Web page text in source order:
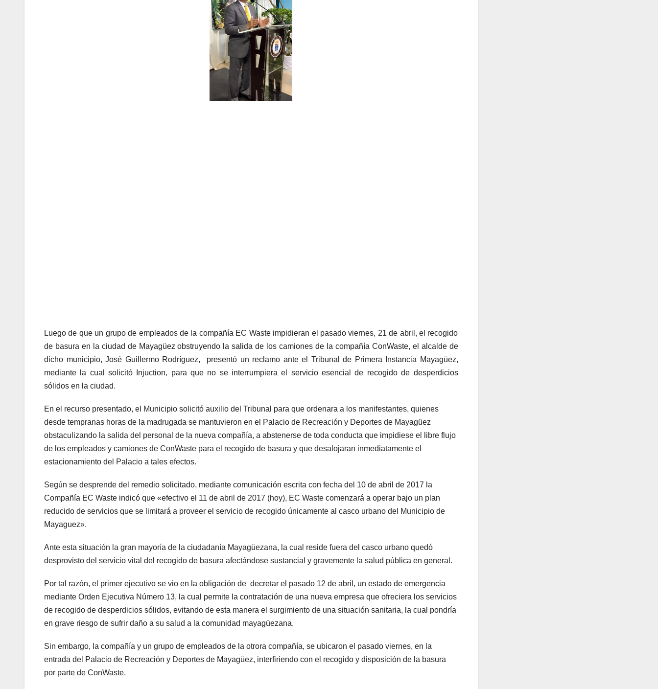
Luego de que un grupo de empleados de la compañía EC Waste impidieran el pasado viernes, 21 de abril, el recogido
de basura en la ciudad de Mayagüez obstruyendo la salida de los camiones de la compañía ConWaste, el alcalde de
dicho municipio, José Guillermo Rodríguez, presentó un reclamo ante el Tribunal de Primera Instancia Mayagüez,
mediante la cual solicitó Injuction, para que no se interrumpiera el servicio esencial de recogido de desperdicios
sólidos en la ciudad.
En el recurso presentado, el Municipio solicitó auxilio del Tribunal para que ordenara a los manifestantes, quienes
desde tempranas horas de la madrugada se mantuvieron en el Palacio de Recreación y Deportes de Mayagüez
obstaculizando la salida del personal de la nueva compañía, a abstenerse de toda conducta que impidiese el libre flujo
de los empleados y camiones de ConWaste para el recogido de basura y que desalojaran inmediatamente el
estacionamiento del Palacio a tales efectos.
Según se desprende del remedio solicitado, mediante comunicación escrita con fecha del 10 de abril de 2017 la
Compañía EC Waste indicó que «efectivo el 11 de abril de 2017 (hoy), EC Waste comenzará a operar bajo un plan
reducido de servicios que se limitará a proveer el servicio de recogido únicamente al casco urbano del Municipio de
Mayaguez».
Ante esta situación la gran mayoría de la ciudadanía Mayagüezana, la cual reside fuera del casco urbano quedó
desprovisto del servicio vital del recogido de basura afectándose sustancial y gravemente la salud pública en general.
Por tal razón, el primer ejecutivo se vio en la obligación de decretar el pasado 12 de abril, un estado de emergencia
mediante Orden Ejecutiva Número 13, la cual permite la contratación de una nueva empresa que ofreciera los servicios
de recogido de desperdicios sólidos, evitando de esta manera el surgimiento de una situación sanitaria, la cual pondría
en grave riesgo de sufrir daño a su salud a la comunidad mayagüezana.
Sin embargo, la compañía y un grupo de empleados de la otrora compañía, se ubicaron el pasado viernes, en la
entrada del Palacio de Recreación y Deportes de Mayagüez, interfiriendo con el recogido y disposición de la basura
por parte de ConWaste.